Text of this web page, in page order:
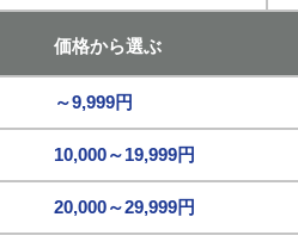
価格から選ぶ
～9,999円
10,000～19,999円
20,000～29,999円